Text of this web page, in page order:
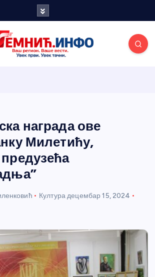
и портал
награда ове
Милетићу,
Културадецембар 15, 2024